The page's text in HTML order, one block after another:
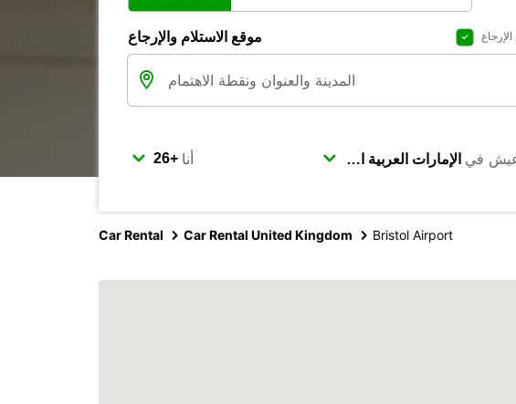
موقع الاستلام والإرجاع
أنا في
Car Rental Car Rental United Kingdom Bristol Airport